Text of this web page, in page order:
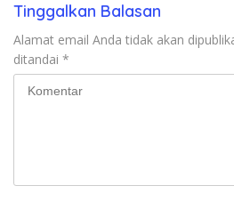
Tinggalkan Balasan
Alamat email Anda tidak akan
ditandai *